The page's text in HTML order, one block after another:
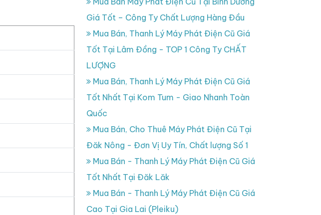
Giá Tốt – Công Ty Chất Lượng Hàng Đầu
Mua Bán, Thanh Lý Máy Phát Điện Cũ Giá
Tốt Tại Lâm Đồng - TOP 1 Công Ty CHẤT
LƯỢNG
Mua Bán, Thanh Lý Máy Phát Điện Cũ Giá
Tốt Nhất Tại Kom Tum - Giao Nhanh Toàn
Quốc
Mua Bán, Cho Thuê Máy Phát Điện Cũ Tại
Đăk Nông - Đơn Vị Uy Tín, Chất lượng Số 1
Mua Bán - Thanh Lý Máy Phát Điện Cũ Giá
Tốt Nhất Tại Đăk Lăk
Mua Bán - Thanh Lý Máy Phát Điện Cũ Giá
Cao Tại Gia Lai (Pleiku)